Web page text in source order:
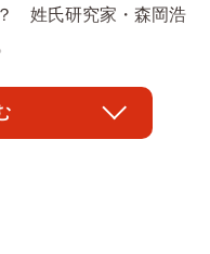
姓氏研究家・森岡浩